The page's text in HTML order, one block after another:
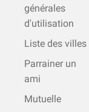
générales
d'utilisation
Liste des villes
Parrainer un
ami
Mutuelle